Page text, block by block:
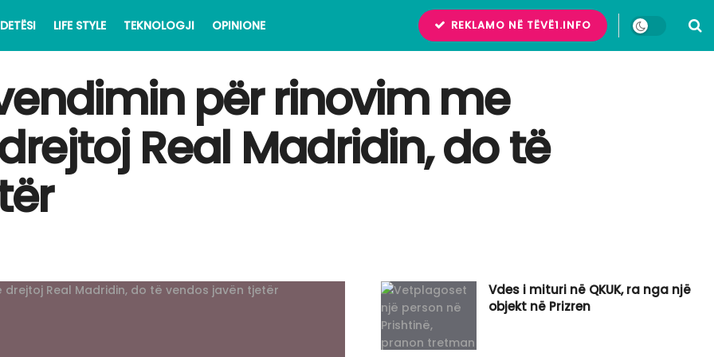
LIFE STYLE TEKNOLOGJI OPINIONE REKLAMO NË TËVË1.INFO
për rinovim me
Real Madridin, do të
Vdes i mituri në QKUK, ra nga një
objekt në Prizren